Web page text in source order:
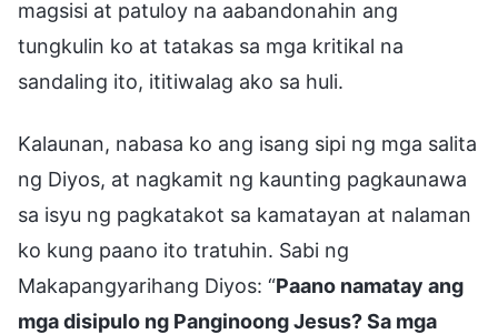
magsisi at patuloy na aabandonahin ang
tungkulin ko at tatakas sa mga kritikal na
sandaling ito, ititiwalag ako sa huli.
Kalaunan, nabasa ko ang isang sipi ng mga salita
ng Diyos, at nagkamit ng kaunting pagkaunawa
sa isyu ng pagkatakot sa kamatayan at nalaman
ko kung paano ito tratuhin. Sabi ng
Makapangyarihang Diyos: “Paano namatay ang
mga disipulo ng Panginoong Jesus? Sa mga